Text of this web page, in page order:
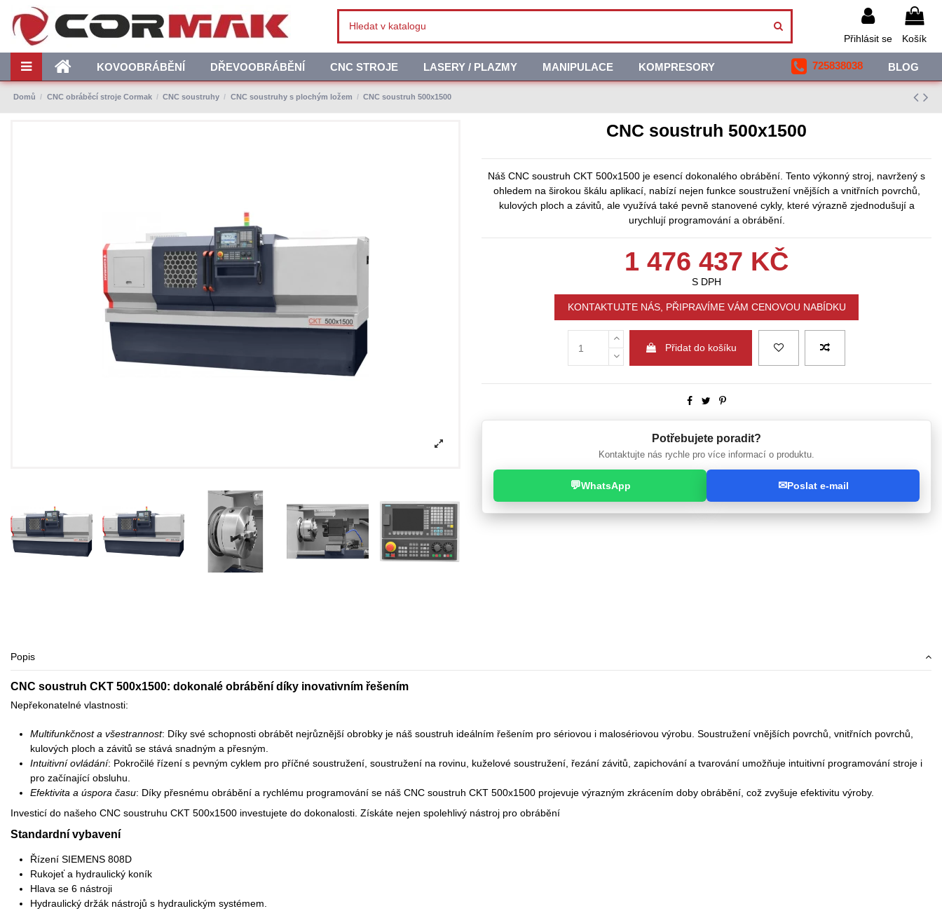
Přihlásit se Košík
KOVOOBRÁBĚNÍ DŘEVOOBRÁBĚNÍ CNC STROJE LASERY / PLAZMY MANIPULACE KOMPRESORY BLOG
725838038
Domů CNC obráběcí stroje Cormak CNC soustruhy CNC soustruhy s plochým ložem CNC soustruh 500x1500
CNC soustruh 500x1500
Náš CNC soustruh CKT 500x1500 je esencí dokonalého obrábění. Tento výkonný stroj, navržený s
ohledem na širokou škálu aplikací, nabízí nejen funkce soustružení vnějších a vnitřních povrchů,
kulových ploch a závitů, ale využívá také pevně stanovené cykly, které výrazně zjednodušují a
urychlují programování a obrábění.
1 476 437 KČ
S DPH
KONTAKTUJTE NÁS, PŘIPRAVÍME VÁM CENOVOU NABÍDKU
Přidat do košíku
Potřebujete poradit?
Kontaktujte nás rychle pro více informací o produktu.
💬WhatsApp ✉Poslat e-mail
Popis
CNC soustruh CKT 500x1500: dokonalé obrábění díky inovativním řešením
Nepřekonatelné vlastnosti:
Multifunkčnost a všestrannost: Díky své schopnosti obrábět nejrůznější obrobky je náš soustruh ideálním řešením pro sériovou i malosériovou výrobu. Soustružení vnějších povrchů, vnitřních povrchů,
kulových ploch a závitů se stává snadným a přesným.
Intuitivní ovládání: Pokročilé řízení s pevným cyklem pro příčné soustružení, soustružení na rovinu, kuželové soustružení, řezání závitů, zapichování a tvarování umožňuje intuitivní programování stroje i
pro začínající obsluhu.
Efektivita a úspora času: Díky přesnému obrábění a rychlému programování se náš CNC soustruh CKT 500x1500 projevuje výrazným zkrácením doby obrábění, což zvyšuje efektivitu výroby.
Investicí do našeho CNC soustruhu CKT 500x1500 investujete do dokonalosti. Získáte nejen spolehlivý nástroj pro obrábění
Standardní vybavení
Řízení SIEMENS 808D
Rukojeť a hydraulický koník
Hlava se 6 nástroji
Hydraulický držák nástrojů s hydraulickým systémem.